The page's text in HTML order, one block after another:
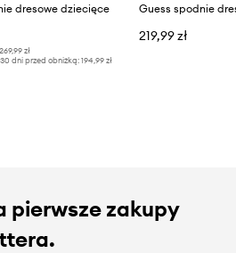
dresowe dziecięce
269,99 zł
dni przed obniżką:194,99 zł
219,99 zł
pierwsze zakupy